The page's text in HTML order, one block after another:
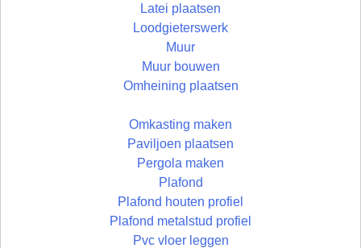
Latei plaatsen
Loodgieterswerk
Muur
Muur bouwen
Omheining plaatsen
Omkasting maken
Paviljoen plaatsen
Pergola maken
Plafond
Plafond houten profiel
Plafond metalstud profiel
Pvc vloer leggen